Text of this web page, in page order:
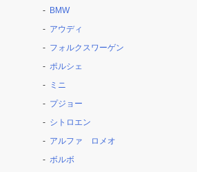
BMW
アウディ
フォルクスワーゲン
ポルシェ
ミニ
プジョー
シトロエン
アルファ ロメオ
ボルボ